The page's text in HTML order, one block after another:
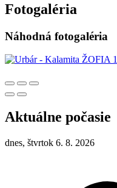
Fotogaléria
Náhodná fotogaléria
Aktuálne počasie
dnes, štvrtok 6. 8. 2026